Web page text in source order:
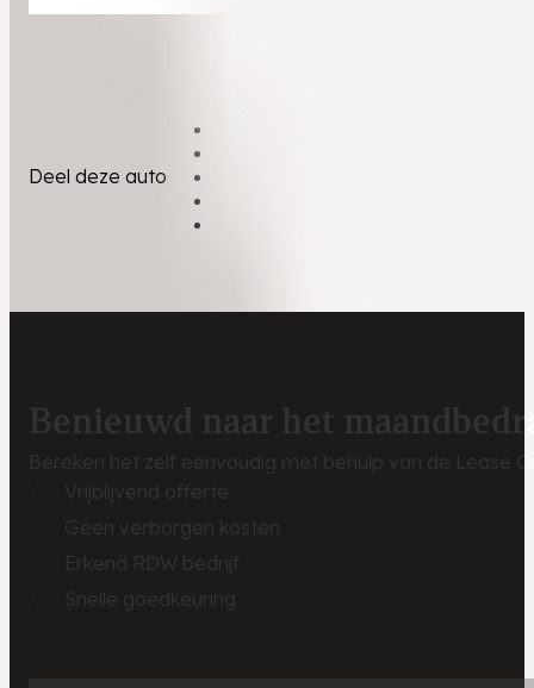
Deel deze auto
Benieuwd naar het
Bereken het zelf eenvoudig met behulp van de Lease
Vrijblijvend offerte
Geen verborgen kosten
Erkend RDW bedrijf
Snelle goedkeuring